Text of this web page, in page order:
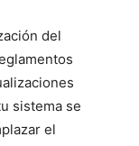
del
sistema se
el